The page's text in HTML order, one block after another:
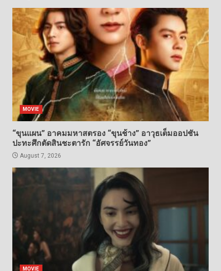
MOVIE
“ขุนแผน” อาคมมหาสตรอง “ขุนช้าง” อาวุธเต็มออปชัน
ปะทะศึกตัดสินชะตารัก “อัศจรรย์วันทอง”
August 7, 2026
MOVIE